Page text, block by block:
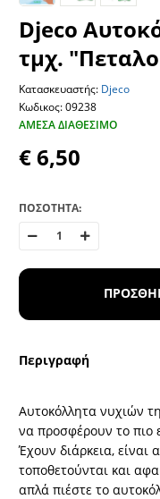
Djeco
τμχ.
Κατασκευαστής: Djeco
Κωδικος: 09238
ΆΜΕΣΑ ΔΙΑΘΈΣΙΜΟ
€ 6,50
ΠΟΣΟΤΗΤΑ:
Περιγραφή
Αυτοκόλλητα νυχιών
να προσφέρουν το πιο
Έχουν διάρκεια, είναι
τοποθετούνται και
απλά πιέστε το